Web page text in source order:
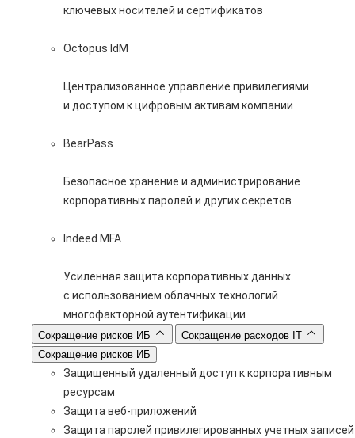
ключевых носителей и сертификатов
Octopus IdM
Централизованное управление привилегиями
и доступом к цифровым активам компании
BearPass
Безопасное хранение и администрирование
корпоративных паролей и других секретов
Indeed MFA
Усиленная защита корпоративных данных
с использованием облачных технологий
многофакторной аутентификации
Сокращение рисков ИБ
Сокращение расходов IT
Сокращение рисков ИБ
Защищенный удаленный доступ к корпоративным
ресурсам
Защита веб-приложений
Защита паролей привилегированных учетных записей